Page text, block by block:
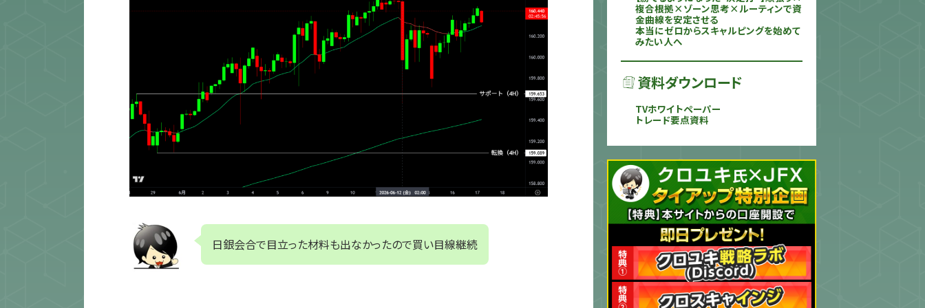
日銀会合で目立った材料も出なかったので買い目線継続
複合根拠×ゾーン思考×ルーティンで資
金曲線を安定させる
本当にゼロからスキャルピングを始めて
みたい人へ
資料ダウンロード
TVホワイトペーパー
トレード要点資料